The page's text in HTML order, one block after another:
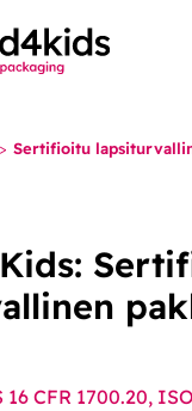
> Sertifioitu
16 CFR 1700.20,